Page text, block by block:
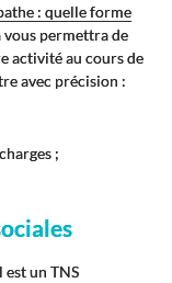
: quelle forme
vous permettra de
activité au cours de
avec précision :
;
un TNS